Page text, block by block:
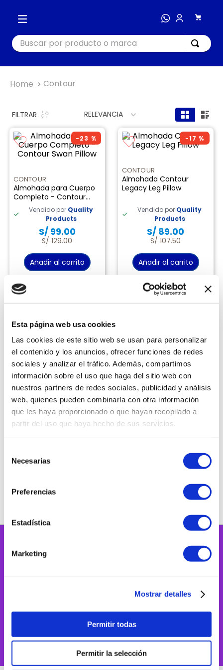
Esta página web usa cookies
Las cookies de este sitio web se usan para personalizar
el contenido y los anuncios, ofrecer funciones de redes
sociales y analizar el tráfico. Además, compartimos
información sobre el uso que haga del sitio web con
nuestros partners de redes sociales, publicidad y análisis
web, quienes pueden combinarla con otra información
que les haya proporcionado o que hayan recopilado a
partir del uso que haya hecho de sus servicios.
Necesarias
Preferencias
Estadística
Marketing
Mostrar detalles
Permitir todas
Permitir la selección
Buscar por producto o marca
Contour
FILTRAR RELEVANCIA
-23 %
CONTOUR
Almohada para Cuerpo
Completo - Contour
Swan Pillow
Vendido por Quality
Products
S/ 99.00
S/ 129.00
Añadir al carrito
-17 %
CONTOUR
Almohada Contour
Legacy Leg Pillow
Vendido por Quality
Products
S/ 89.00
S/ 107.50
Añadir al carrito
9 cuotas sin interés
BBVA, BCP, INTERBANK y Diners*
Exclusivo Online
2
bienestar
3.
tecnología
4.
masajeador
6.
7.
almohada
8.
happy yappers
licuadora